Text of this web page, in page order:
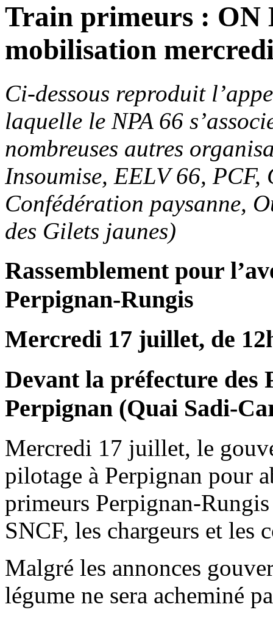
Train primeurs : ON
mobilisation
Ci-dessous reproduit
laquelle le NPA 66
nombreuses autres
Insoumise, EELV 66, PCF,
Confédération paysanne,
des Gilets jaunes)
Rassemblement pour
Perpignan-Rungis
Mercredi 17 juillet, de
Devant la préfecture des
Perpignan (Quai Sadi-
Mercredi 17 juillet, le
pilotage à Perpignan pour
primeurs Perpignan-
SNCF, les chargeurs et les
Malgré les annonces
légume ne sera acheminé